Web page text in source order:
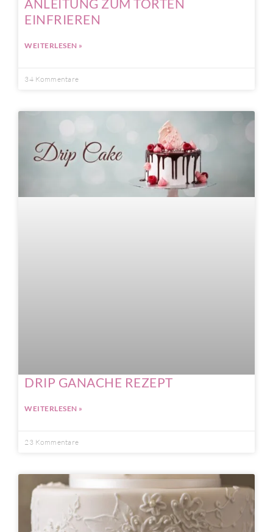
ANLEITUNG ZUM TORTEN
EINFRIEREN
WEITERLESEN »
34 Kommentare
DRIP GANACHE REZEPT
WEITERLESEN »
23 Kommentare